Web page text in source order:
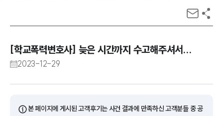
[학교폭력변호사] 늦은 시간까지 수고해주셔서...
2023-12-29
ⓘ본 페이지에 게시된 고객후기는 사건 결과에 만족하신 고객분들 중 공